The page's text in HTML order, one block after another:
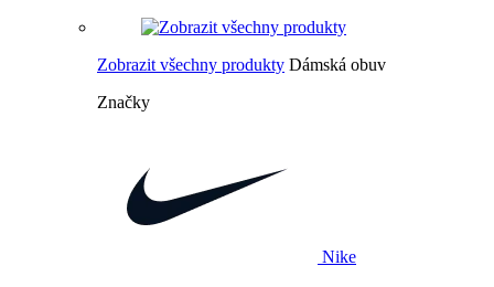
Zobrazit všechny produkty Dámská obuv
Značky
Nike